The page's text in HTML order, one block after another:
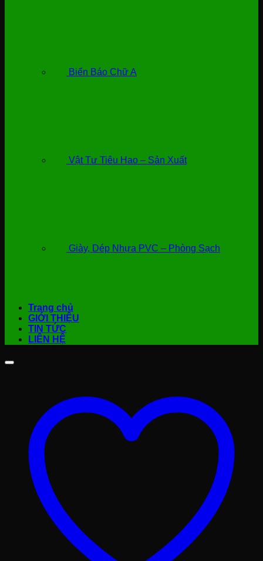
Biển Báo Chữ A
Vật Tư Tiêu Hao – Sản Xuất
Giày, Dép Nhựa PVC – Phòng Sạch
Trang chủ
GIỚI THIỆU
TIN TỨC
LIÊN HỆ